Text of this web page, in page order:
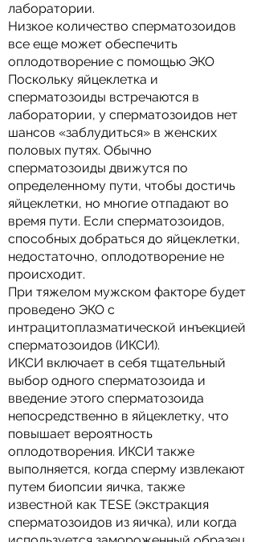
лаборатории.
Низкое количество сперматозоидов
все еще может обеспечить
оплодотворение с помощью ЭКО
Поскольку яйцеклетка и
сперматозоиды встречаются в
лаборатории, у сперматозоидов нет
шансов «заблудиться» в женских
половых путях. Обычно
сперматозоиды движутся по
определенному пути, чтобы достичь
яйцеклетки, но многие отпадают во
время пути. Если сперматозоидов,
способных добраться до яйцеклетки,
недостаточно, оплодотворение не
происходит.
При тяжелом мужском факторе будет
проведено ЭКО с
интрацитоплазматической инъекцией
сперматозоидов (ИКСИ).
ИКСИ включает в себя тщательный
выбор одного сперматозоида и
введение этого сперматозоида
непосредственно в яйцеклетку, что
повышает вероятность
оплодотворения. ИКСИ также
выполняется, когда сперму извлекают
путем биопсии яичка, также
известной как TESE (экстракция
сперматозоидов из яичка), или когда